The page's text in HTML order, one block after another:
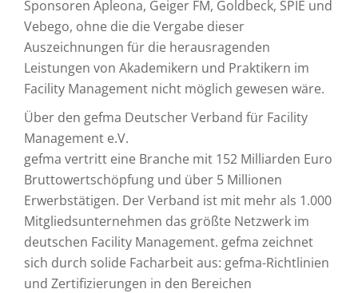
Sponsoren Apleona, Geiger FM, Goldbeck, SPIE und
Vebego, ohne die die Vergabe dieser
Auszeichnungen für die herausragenden
Leistungen von Akademikern und Praktikern im
Facility Management nicht möglich gewesen wäre.
Über den gefma Deutscher Verband für Facility
Management e.V.
gefma vertritt eine Branche mit 152 Milliarden Euro
Bruttowertschöpfung und über 5 Millionen
Erwerbstätigen. Der Verband ist mit mehr als 1.000
Mitgliedsunternehmen das größte Netzwerk im
deutschen Facility Management. gefma zeichnet
sich durch solide Facharbeit aus: gefma-Richtlinien
und Zertifizierungen in den Bereichen